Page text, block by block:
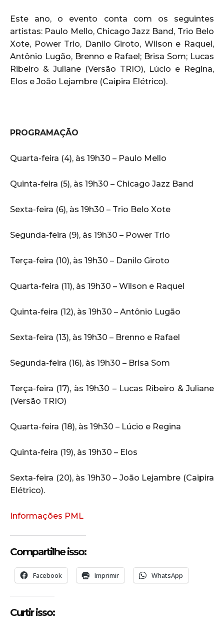
Este ano, o evento conta com os seguintes
artistas: Paulo Mello, Chicago Jazz Band, Trio Belo
Xote, Power Trio, Danilo Giroto, Wilson e Raquel,
Antônio Lugão, Brenno e Rafael; Brisa Som; Lucas
Ribeiro & Juliane (Versão TRIO), Lúcio e Regina,
Elos e João Lejambre (Caipira Elétrico).
PROGRAMAÇÃO
Quarta-feira (4), às 19h30 – Paulo Mello
Quinta-feira (5), às 19h30 – Chicago Jazz Band
Sexta-feira (6), às 19h30 – Trio Belo Xote
Segunda-feira (9), às 19h30 – Power Trio
Terça-feira (10), às 19h30 – Danilo Giroto
Quarta-feira (11), às 19h30 – Wilson e Raquel
Quinta-feira (12), às 19h30 – Antônio Lugão
Sexta-feira (13), às 19h30 – Brenno e Rafael
Segunda-feira (16), às 19h30 – Brisa Som
Terça-feira (17), às 19h30 – Lucas Ribeiro & Juliane
(Versão TRIO)
Quarta-feira (18), às 19h30 – Lúcio e Regina
Quinta-feira (19), às 19h30 – Elos
Sexta-feira (20), às 19h30 – João Lejambre (Caipira
Elétrico).
Informações PML
Compartilhe isso:
Facebook Imprimir WhatsApp
Curtir isso: